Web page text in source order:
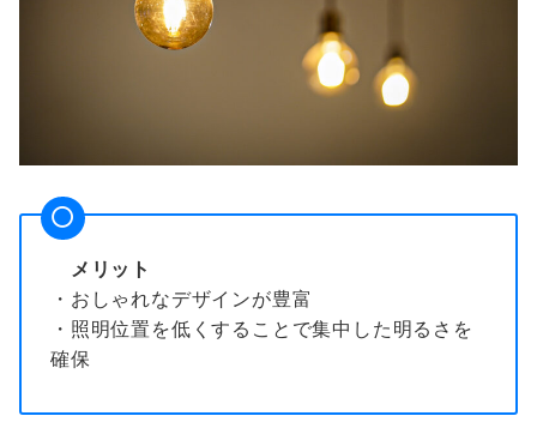
メリット
・おしゃれなデザインが豊富
・照明位置を低くすることで集中した明るさを
確保